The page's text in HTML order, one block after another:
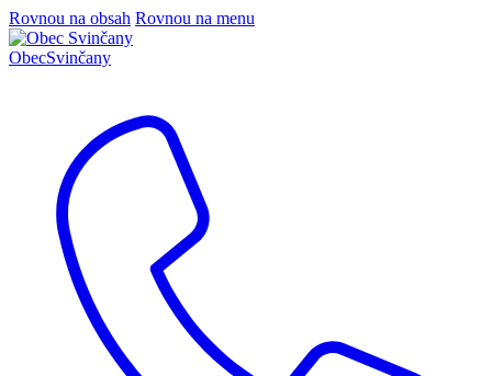
Rovnou na obsah Rovnou na menu
ObecSvinčany